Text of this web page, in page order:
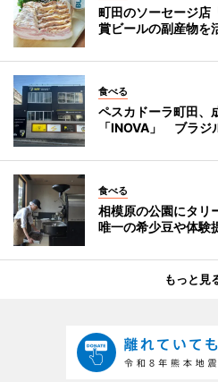
町田のソーセージ
賞ビールの副産物を
食べる
ペスカドーラ町田、
「INOVA」 ブラジ
食べる
相模原の公園にタ
唯一の希少豆や体験
もっと見